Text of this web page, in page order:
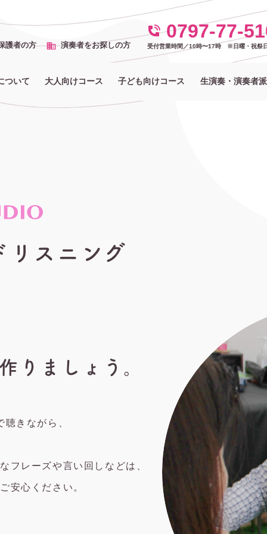
護者の方 演奏者をお探しの方
0797-77-
受付営業時間／10時〜17時 ※日曜・祝祭
ついて 大人向けコース 子ども向けコース 生演奏・演奏者
リスニング
りましょう。
きながら、
フレーズや言い回しなどは、
安心ください。